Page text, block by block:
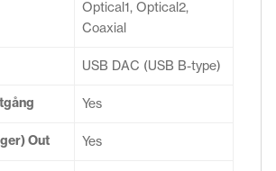
Optical1, Optical2,
Coaxial
USB DAC (USB B-type)
Yes
Out Yes